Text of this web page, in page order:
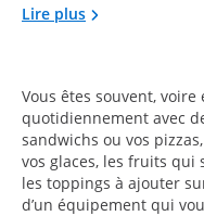
Lire plus
Vous êtes souvent,
quotidiennement avec
sandwichs ou vos
vos glaces, les fruits
les toppings à ajouter
d’un équipement qui